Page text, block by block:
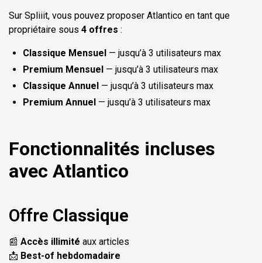
Sur Spliiit, vous pouvez proposer Atlantico en tant que
propriétaire sous 4 offres :
Classique Mensuel — jusqu’à 3 utilisateurs max
Premium Mensuel — jusqu’à 3 utilisateurs max
Classique Annuel — jusqu’à 3 utilisateurs max
Premium Annuel — jusqu’à 3 utilisateurs max
Fonctionnalités incluses
avec Atlantico
Offre Classique
📰 Accès illimité aux articles
📩 Best-of hebdomadaire